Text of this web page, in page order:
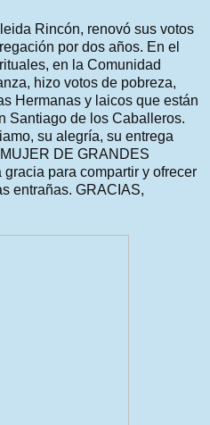
Rincón, renovó sus votos
por dos años. En el
en la Comunidad
hizo votos de pobreza,
Hermanas y laicos que están
Santiago de los Caballeros.
su alegría, su entrega
DE GRANDES
para compartir y ofrecer
entrañas. GRACIAS,